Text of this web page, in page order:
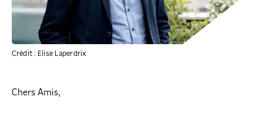
Crédit : Elise Laperdrix
Chers Amis,